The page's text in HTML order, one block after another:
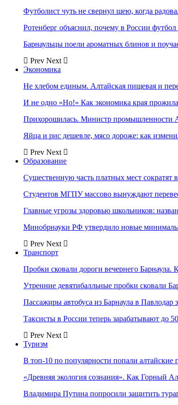
Футболист чуть не свернул шею, когда
Ротенберг объяснил, почему в России
Барнаульцы поели ароматных блинов и
Prev Next
Экономика
Не хлебом единым. Алтайская пищевая и
И не одно «Но!» Как экономика края
Прихорошилась. Министр промышленности
Яйца и рис дешевле, мясо дороже: как
Prev Next
Образование
Существенную часть платных мест сократят в
Студентов МГПУ массово вынуждают
Главные угрозы здоровью школьников:
Минобрнауки РФ утвердило новые
Prev Next
Транспорт
Пробки сковали дороги вечернего Барнаула.
Утренние девятибалльные пробки сковали
Пассажиры автобуса из Барнаула в Павлодар
Таксисты в России теперь зарабатывают до
Prev Next
Туризм
В топ-10 по популярности попали
«Древняя экология сознания». Как Горный
Владимира Путина попросили защитить